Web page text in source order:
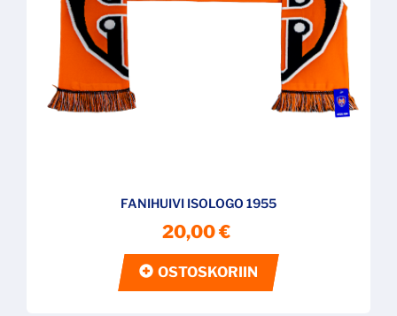
FANIHUIVI ISOLOGO 1955
20,00 €
OSTOSKORIIN